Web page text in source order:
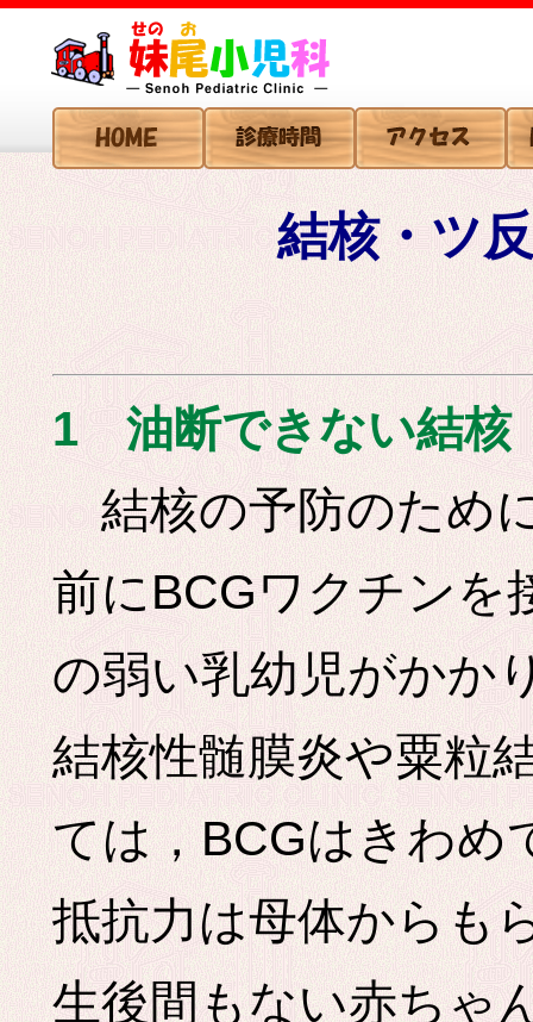
結核・ツ
1 油断できない結核
結核の予防のため
前にBCGワクチンを
の弱い乳幼児がかか
結核性髄膜炎や粟粒
ては，BCGはきわめ
抵抗力は母体からも
生後間もない赤ちゃ